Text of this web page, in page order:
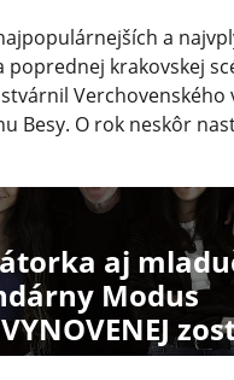
a
krakovskej
Verchovenského
Besy. O rok neskôr
aj
Modus